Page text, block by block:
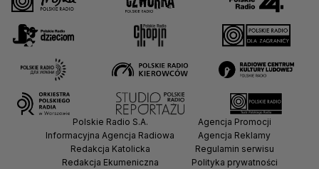
Polskie Radio S.A.
Informacyjna Agencja Radiowa
Redakcja Katolicka
Redakcja Ekumeniczna
Agencja Promocji
Agencja Reklamy
Regulamin serwisu
Polityka prywatności